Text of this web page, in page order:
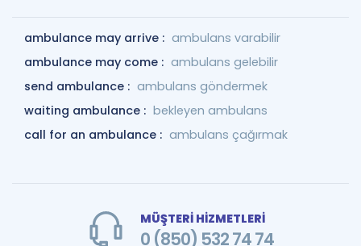
ambulance may arrive : ambulans varabilir
ambulance may come : ambulans gelebilir
send ambulance : ambulans göndermek
waiting ambulance : bekleyen ambulans
call for an ambulance : ambulans çağırmak
MÜŞTERİ HİZMETLERİ
0 (850) 532 74 74